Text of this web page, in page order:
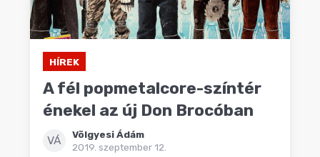
HÍREK
A fél popmetalcore-színtér
énekel az új Don Brocóban
VÁ
Völgyesi Ádám
2019. szeptember 12.